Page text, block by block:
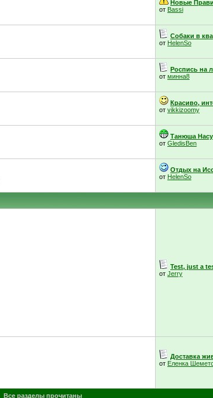
Новые
от Bassi
Собаки в
от HelenSo
Роспись на
от минна8
Красиво,
от vikkizoomy
Танюша
от GledisBen
Отдых на
от HelenSo
Test, just a
от Jerry
Доставка
от Еленка
Все разделы прочитаны